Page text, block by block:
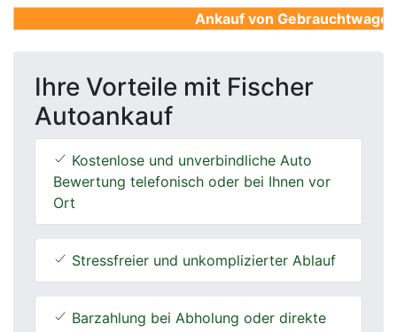
Ankauf von
Ihre Vorteile mit Fischer
Autoankauf
Kostenlose und unverbindliche Auto
Bewertung telefonisch oder bei Ihnen vor
Ort
Stressfreier und unkomplizierter Ablauf
Barzahlung bei Abholung oder direkte